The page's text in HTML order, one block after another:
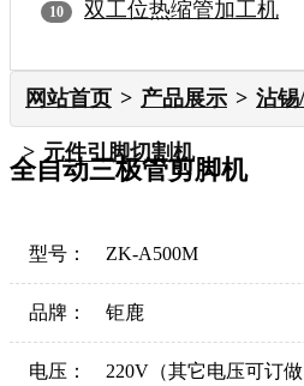
双工位热缩管加工机
网站首页 产品展示 沾锡
元件引脚切割机
全自动三极管剪脚机
型号： ZK-A500M
品牌： 钜鹿
电压： 220V（其它电压可订做